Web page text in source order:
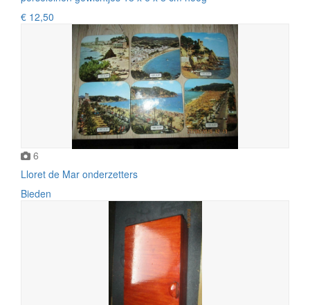
€ 12,50
6
Lloret de Mar onderzetters
Bieden